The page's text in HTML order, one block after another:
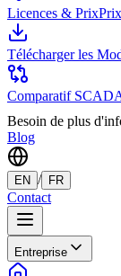
Licences & Prix
Télécharger les
Comparatif
Besoin de plus
Blog
EN / FR
Contact
Entreprise